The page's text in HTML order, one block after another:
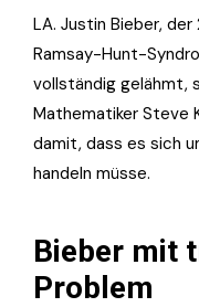
LA. Justin Bieber,
Ramsay-Hunt-
vollständig gelähmt,
Mathematiker Steve
damit, dass es sich
handeln müsse.
Bieber mit
Problem